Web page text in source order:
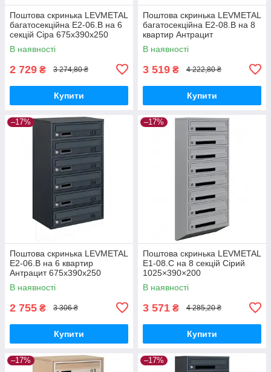
Поштова скринька LEVMETAL
багатосекційна Е2-06.B на 6
секцій Сіра 675x390x250
В наявності
2 729 ₴ 3 274,80 ₴
Купити
Поштова скринька LEVMETAL
багатосекційна Е2-08.B на 8
квартир Антрацит
895×390×250
В наявності
3 519 ₴ 4 222,80 ₴
Купити
–17%
Поштова скринька LEVMETAL
Е2-06.B на 6 квартир
Антрацит 675x390x250
В наявності
2 755 ₴ 3 306 ₴
Купити
–17%
Поштова скринька LEVMETAL
Е1-08.C на 8 секцій Сірий
1025×390×200
В наявності
3 571 ₴ 4 285,20 ₴
Купити
–17% –17%